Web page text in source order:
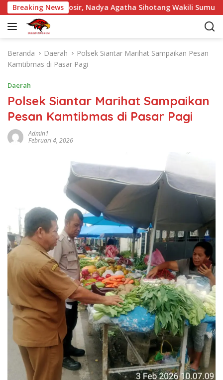
a
Breaking News
Samosir, Nadya Agatha Sihotang Wakili Sumut di FlS3N
Beranda Daerah
Polsek Siantar Marihat Sampaikan Pesan
Kamtibmas di Pasar Pagi
Daerah
Polsek Siantar Marihat Sampaikan
Pesan Kamtibmas di Pasar Pagi
Admin1
Februari 4, 2026